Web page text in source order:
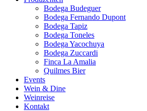
Bodega Budeguer
Bodega Fernando Dupont
Bodega Tapiz
Bodega Toneles
Bodega Yacochuya
Bodega Zuccardi
Finca La Amalia
Quilmes Bier
Events
Wein & Dine
Weinreise
Kontakt